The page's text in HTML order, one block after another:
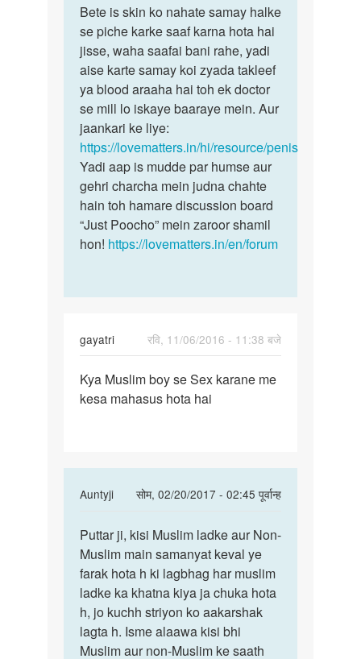
to
Aunty
ji
mera
ling
ka
chamara
by
yaiskul
Bete
is
skin
ko
nahate
samay
Bete is skin ko nahate samay halke
se piche karke saaf karna hota hai
jisse, waha saafai bani rahe, yadi
aise karte samay koi zyada takleef
ya blood araaha hai toh ek doctor
se mill lo iskaye baaraye mein. Aur
jaankari ke liye:
https://lovematters.in/hi/resource/penis
Yadi aap is mudde par humse aur
gehri charcha mein judna chahte
hain toh hamare discussion board
“Just Poocho” mein zaroor shamil
hon! https://lovematters.in/en/forum
gayatri
रवि, 11/06/2016 - 11:38 बजे
Kya
Muslim
Kya Muslim boy se Sex karane me
kesa mahasus hota hai
Auntyji
सोम, 02/20/2017 - 02:45 पूर्वान्ह
In
to
Kya
Muslim
boy
se
Sex
karane
Puttar
ji,
kisi
Muslim
ladke
Puttar ji, kisi Muslim ladke aur Non-
Muslim main samanyat keval ye
farak hota h ki lagbhag har muslim
ladke ka khatna kiya ja chuka hota
h, jo kuchh striyon ko aakarshak
lagta h. Isme alaawa kisi bhi
Muslim aur non-Muslim ke saath